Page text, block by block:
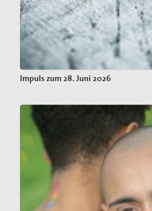
Impuls zum 28. Juni 2026